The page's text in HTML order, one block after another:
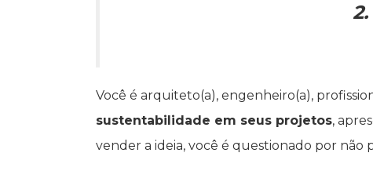
Você é arquiteto(a), engenheiro(a),
sustentabilidade em seus projetos,
vender a ideia, você é questionado por não